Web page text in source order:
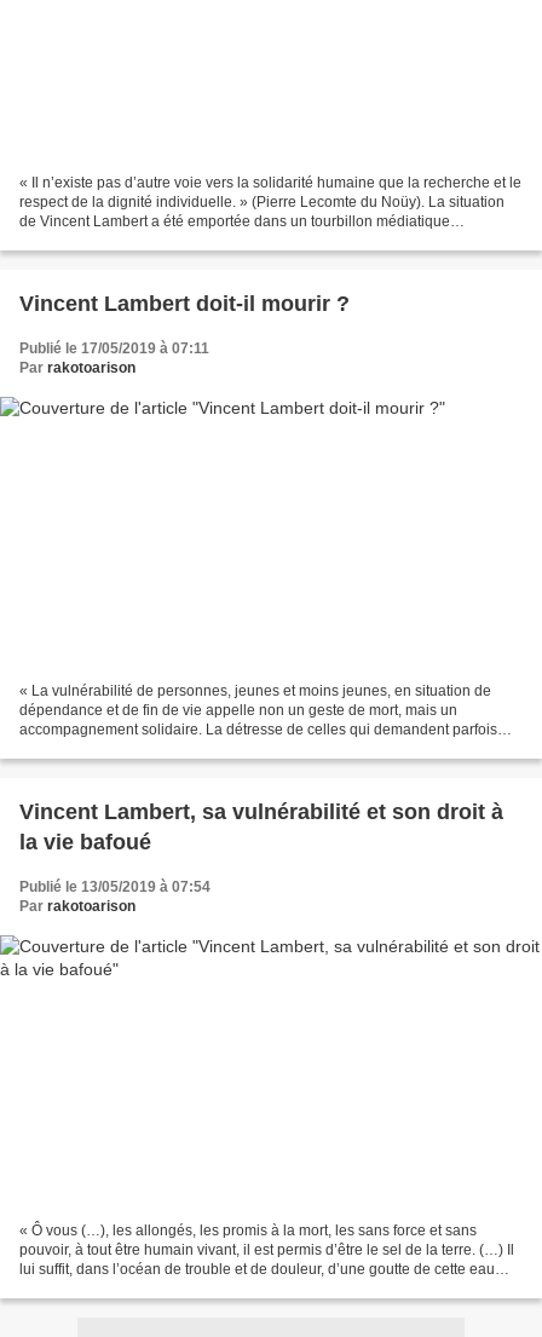
« Il n’existe pas d’autre voie vers la solidarité humaine que la recherche et le
respect de la dignité individuelle. » (Pierre Lecomte du Noüy). La situation
de Vincent Lambert a été emportée dans un tourbillon médiatique
Vincent Lambert doit-il mourir ?
Publié le 17/05/2019 à 07:11
Par rakotoarison
« La vulnérabilité de personnes, jeunes et moins jeunes, en situation de
dépendance et de fin de vie appelle non un geste de mort, mais un
accompagnement solidaire. La détresse de celles qui demandent parfois
Vincent Lambert, sa vulnérabilité et son droit à
la vie bafoué
Publié le 13/05/2019 à 07:54
Par rakotoarison
« Ô vous (…), les allongés, les promis à la mort, les sans force et sans
pouvoir, à tout être humain vivant, il est permis d’être le sel de la terre. (…) Il
lui suffit, dans l’océan de trouble et de douleur, d’une goutte de cette eau